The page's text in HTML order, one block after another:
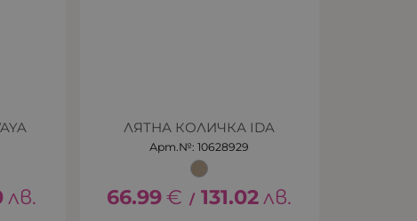
лв.
ЛЯТНА КОЛИЧКА IDA
Арт.№: 10628929
66.99€ / 131.02лв.